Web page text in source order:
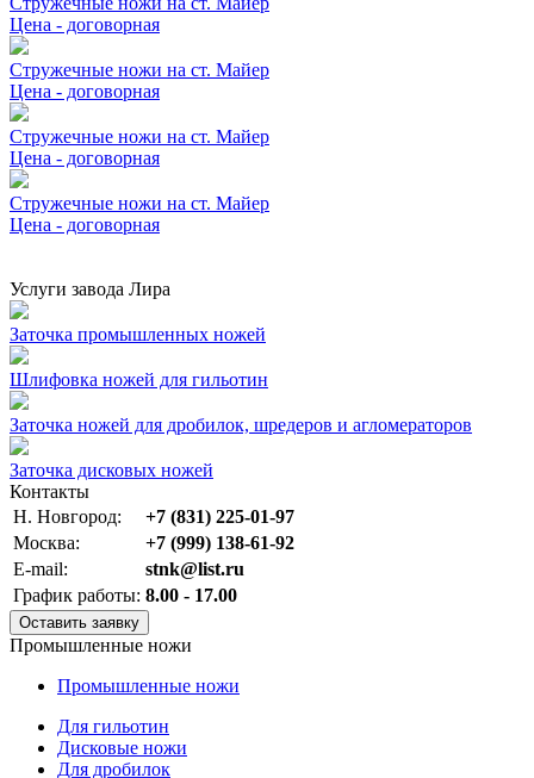
Цена - договорная
Стружечные ножи на ст. Майер
Цена - договорная
Стружечные ножи на ст. Майер
Цена - договорная
Стружечные ножи на ст. Майер
Цена - договорная
Услуги завода Лира
Заточка промышленных ножей
Шлифовка ножей для гильотин
Заточка ножей для дробилок, шредеров и агломераторов
Заточка дисковых ножей
Контакты
Н. Новгород:
+7 (831) 225-01-97
Москва:
+7 (999) 138-61-92
E-mail:
stnk@list.ru
График работы: 8.00 - 17.00
Оставить заявку
Промышленные ножи
Промышленные ножи
Для гильотин
Дисковые ножи
Для дробилок